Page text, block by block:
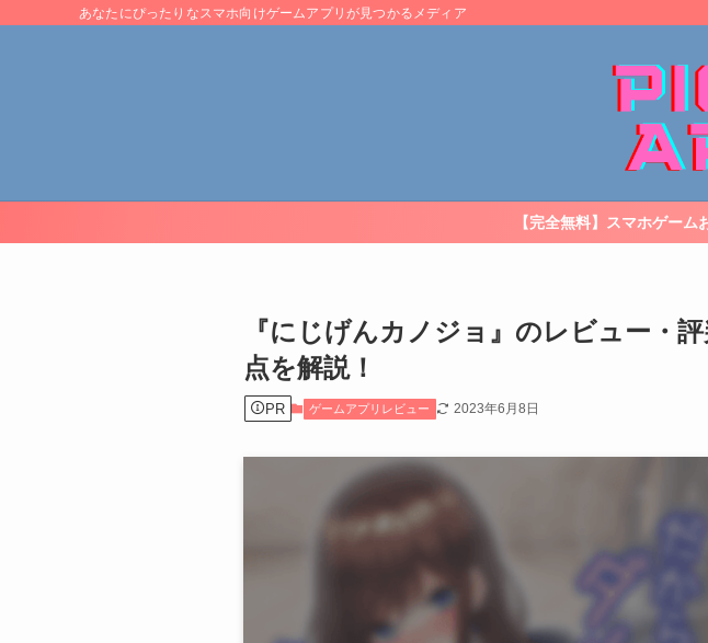
あなたにぴったりなスマホ向けゲームアプリが見つかるメディア
【完全無料】スマホゲーム
『にじげんカノジョ』のレビュー・
点を解説！
PR ゲームアプリレビュー 2023年6月8日